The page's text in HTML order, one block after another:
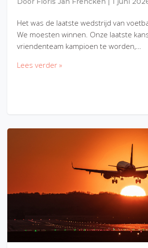
Het was de laatste wedstrijd van
We moesten winnen. Onze laatste
vriendenteam kampioen te worden,…
Lees verder »